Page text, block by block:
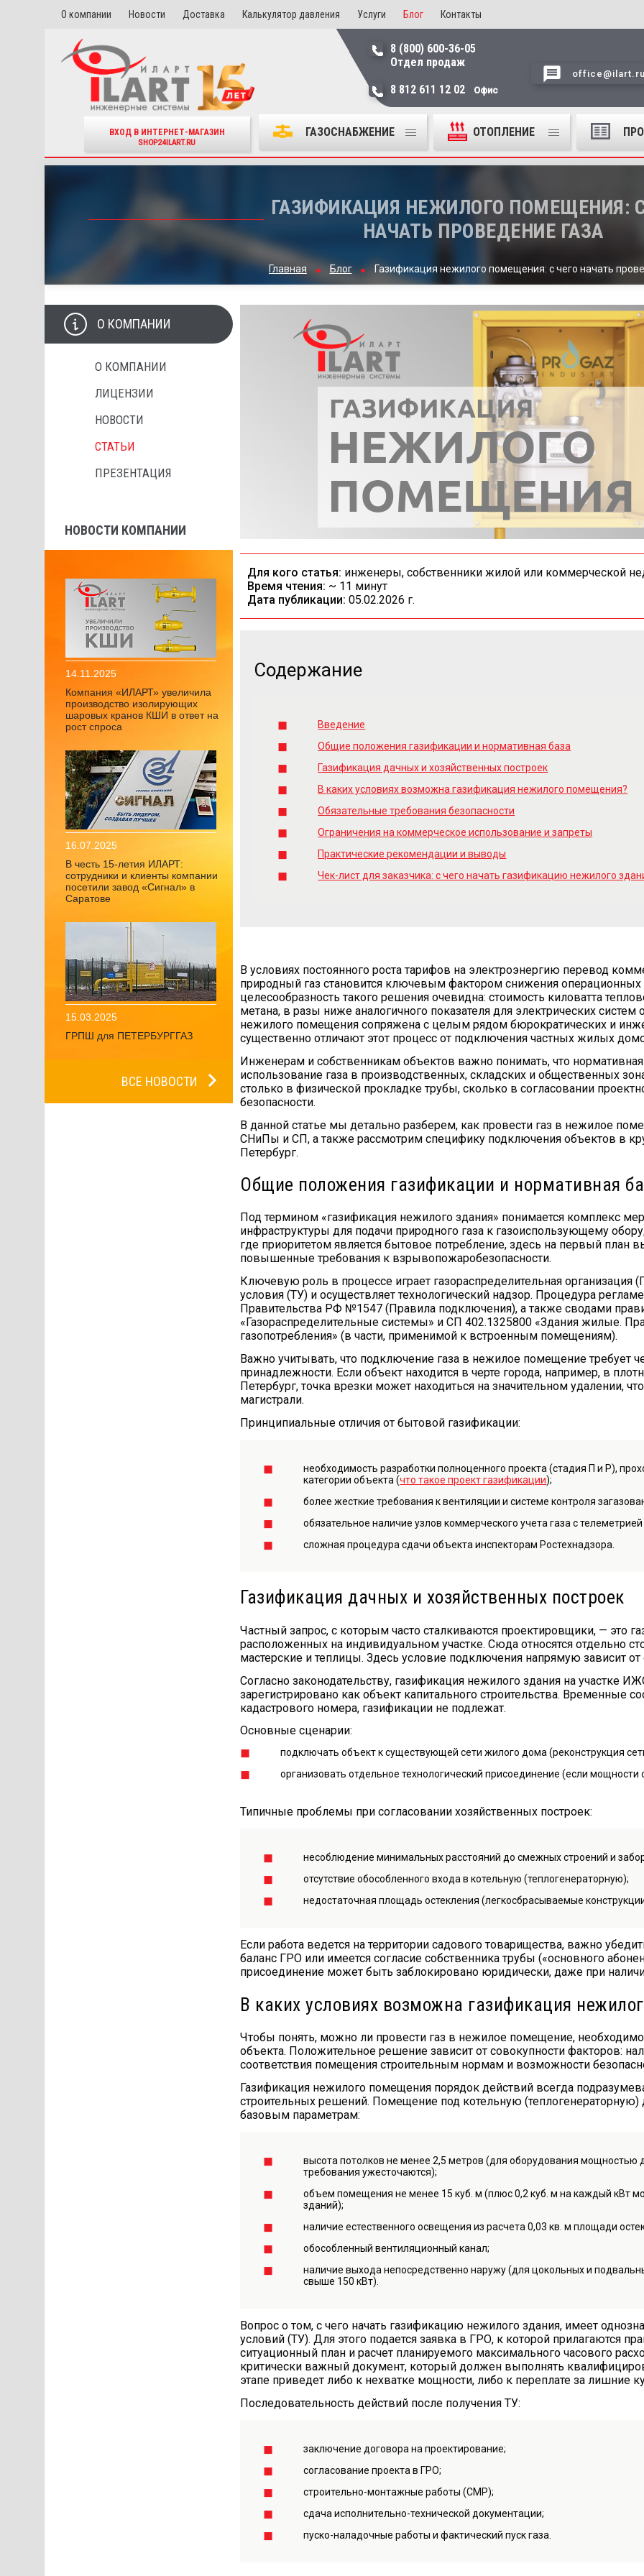
О компании Новости Доставка Калькулятор давления Услуги Блог Контакты
ВХОД В ИНТЕРНЕТ-МАГАЗИН
SHOP24ILART.RU
8 (800) 600-36-05
Отдел продаж
8 812 611 12 02
Офис
ГАЗОСНАБЖЕНИЕ ОТОПЛЕНИЕ
ГАЗИФИКАЦИЯ НЕЖИЛОГО ПОМЕЩЕНИЯ:
НАЧАТЬ ПРОВЕДЕНИЕ ГАЗА
Главная Блог Газификация нежилого помещения: с чего начать
О КОМПАНИИ
О КОМПАНИИ
ЛИЦЕНЗИИ
НОВОСТИ
СТАТЬИ
ПРЕЗЕНТАЦИЯ
НОВОСТИ КОМПАНИИ
14.11.2025
Компания «ИЛАРТ» увеличила
производство изолирующих
шаровых кранов КШИ в ответ на
рост спроса
16.07.2025
В честь 15-летия ИЛАРТ:
сотрудники и клиенты компании
посетили завод «Сигнал» в
Саратове
15.03.2025
ГРПШ для ПЕТЕРБУРГГАЗ
ВСЕ НОВОСТИ
Для кого статья: инженеры, собственники жилой или коммерческой
Время чтения: ~ 11 минут
Дата публикации: 05.02.2026 г.
Содержание
Введение
Общие положения газификации и нормативная база
Газификация дачных и хозяйственных построек
В каких условиях возможна газификация нежилого помещения?
Обязательные требования безопасности
Ограничения на коммерческое использование и запреты
Практические рекомендации и выводы
Чек-лист для заказчика: с чего начать газификацию нежилого
В условиях постоянного роста тарифов на электроэнергию перевод
природный газ становится ключевым фактором снижения операционных
целесообразность такого решения очевидна: стоимость киловатта
метана, в разы ниже аналогичного показателя для электрических
нежилого помещения сопряжена с целым рядом бюрократических и
существенно отличают этот процесс от подключения частных жилых
Инженерам и собственникам объектов важно понимать, что
использование газа в производственных, складских и общественных
столько в физической прокладке трубы, сколько в согласовании
безопасности.
В данной статье мы детально разберем, как провести газ в нежилое
СНиПы и СП, а также рассмотрим специфику подключения объектов в
Петербург.
Общие положения газификации и нормативная
Под термином «газификация нежилого здания» понимается комплекс
инфраструктуры для подачи природного газа к газоиспользующему
где приоритетом является бытовое потребление, здесь на первый план
повышенные требования к взрывопожаробезопасности.
Ключевую роль в процессе играет газораспределительная
условия (ТУ) и осуществляет технологический надзор. Процедура
Правительства РФ №1547 (Правила подключения), а также сводами
«Газораспределительные системы» и СП 402.1325800 «Здания жилые.
газопотребления» (в части, применимой к встроенным помещениям).
Важно учитывать, что подключение газа в нежилое помещение требует
принадлежности. Если объект находится в черте города, например, в
Петербург, точка врезки может находиться на значительном удалении,
магистрали.
Принципиальные отличия от бытовой газификации:
необходимость разработки полноценного проекта (стадия П и Р),
категории объекта (что такое проект газификации);
более жесткие требования к вентиляции и системе контроля
обязательное наличие узлов коммерческого учета газа с
сложная процедура сдачи объекта инспекторам Ростехнадзора.
Газификация дачных и хозяйственных построек
Частный запрос, с которым часто сталкиваются проектировщики, — это
расположенных на индивидуальном участке. Сюда относятся отдельно
мастерские и теплицы. Здесь условие подключения напрямую зависит от
Согласно законодательству, газификация нежилого здания на участке
зарегистрировано как объект капитального строительства.
кадастрового номера, газификации не подлежат.
Основные сценарии:
подключать объект к существующей сети жилого дома (реконструкция
организовать отдельное технологический присоединение (если
Типичные проблемы при согласовании хозяйственных построек:
несоблюдение минимальных расстояний до смежных строений и
отсутствие обособленного входа в котельную (теплогенераторную);
недостаточная площадь остекления (легкосбрасываемые
Если работа ведется на территории садового товарищества, важно
баланс ГРО или имеется согласие собственника трубы («основного
присоединение может быть заблокировано юридически, даже при
В каких условиях возможна газификация
Чтобы понять, можно ли провести газ в нежилое помещение,
объекта. Положительное решение зависит от совокупности факторов:
соответствия помещения строительным нормам и возможности
Газификация нежилого помещения порядок действий всегда
строительных решений. Помещение под котельную
базовым параметрам:
высота потолков не менее 2,5 метров (для оборудования мощностью
требования ужесточаются);
объем помещения не менее 15 куб. м (плюс 0,2 куб. м на каждый кВт
зданий);
наличие естественного освещения из расчета 0,03 кв. м площади
обособленный вентиляционный канал;
наличие выхода непосредственно наружу (для цокольных и
свыше 150 кВт).
Вопрос о том, с чего начать газификацию нежилого здания, имеет
условий (ТУ). Для этого подается заявка в ГРО, к которой прилагаются
ситуационный план и расчет планируемого максимального часового
критически важный документ, который должен выполнять
этапе приведет либо к нехватке мощности, либо к переплате за лишние
Последовательность действий после получения ТУ:
заключение договора на проектирование;
согласование проекта в ГРО;
строительно-монтажные работы (СМР);
сдача исполнительно-технической документации;
пуско-наладочные работы и фактический пуск газа.